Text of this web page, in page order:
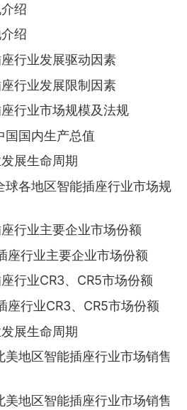
绍
绍
行业发展驱动因素
行业发展限制因素
行业市场规模及法规
国内生产总值
展生命周期
各地区智能插座行业市场规
行业主要企业市场份额
座行业主要企业市场份额
行业CR3、CR5市场份额
座行业CR3、CR5市场份额
展生命周期
地区智能插座行业市场销售
地区智能插座行业市场销售